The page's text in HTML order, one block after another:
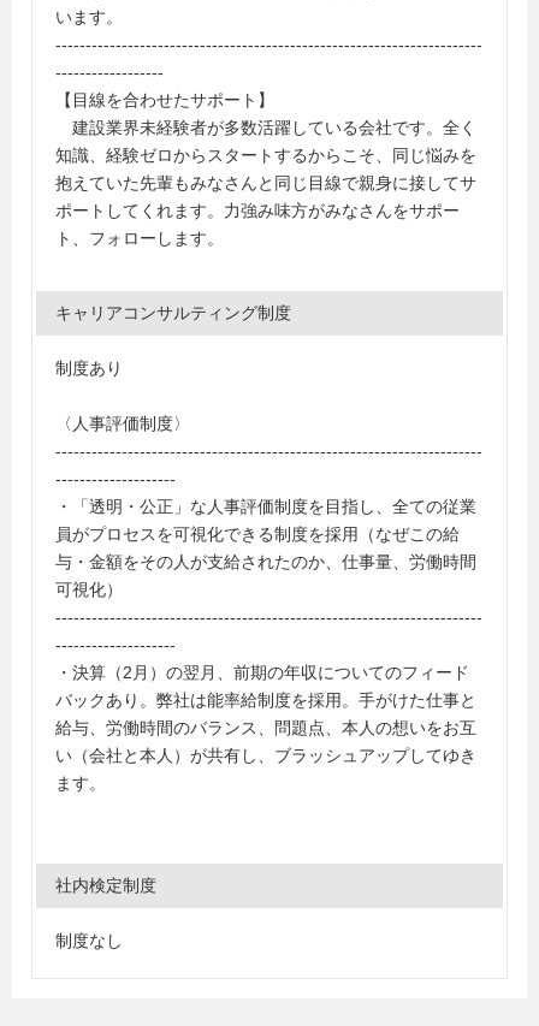
います。
-----------------------------------------------------------------------
------------------
【目線を合わせたサポート】
建設業界未経験者が多数活躍している会社です。全く
知識、経験ゼロからスタートするからこそ、同じ悩みを
抱えていた先輩もみなさんと同じ目線で親身に接してサ
ポートしてくれます。力強み味方がみなさんをサポー
ト、フォローします。
キャリアコンサルティング制度
制度あり
〈人事評価制度〉
-----------------------------------------------------------------------
--------------------
・「透明・公正」な人事評価制度を目指し、全ての従業
員がプロセスを可視化できる制度を採用（なぜこの給
与・金額をその人が支給されたのか、仕事量、労働時間
可視化）
-----------------------------------------------------------------------
--------------------
・決算（2月）の翌月、前期の年収についてのフィード
バックあり。弊社は能率給制度を採用。手がけた仕事と
給与、労働時間のバランス、問題点、本人の想いをお互
い（会社と本人）が共有し、ブラッシュアップしてゆき
ます。
社内検定制度
制度なし